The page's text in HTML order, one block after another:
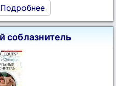
Подробнее
соблазнитель